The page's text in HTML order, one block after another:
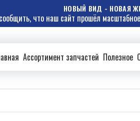
НОВЫЙ ВИД - НОВАЯ
что наш сайт прошёл
Ассортимент запчастей Полезное